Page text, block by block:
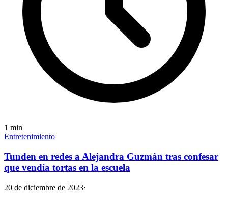
1 min
Entretenimiento
Tunden en redes a Alejandra Guzmán tras confesar
que vendía tortas en la escuela
20 de diciembre de 2023·